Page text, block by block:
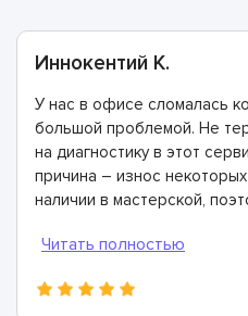
Иннокентий К.
У нас в офисе сломалась
большой проблемой. Не
на диагностику в этот
причина – износ
наличии в мастерской,